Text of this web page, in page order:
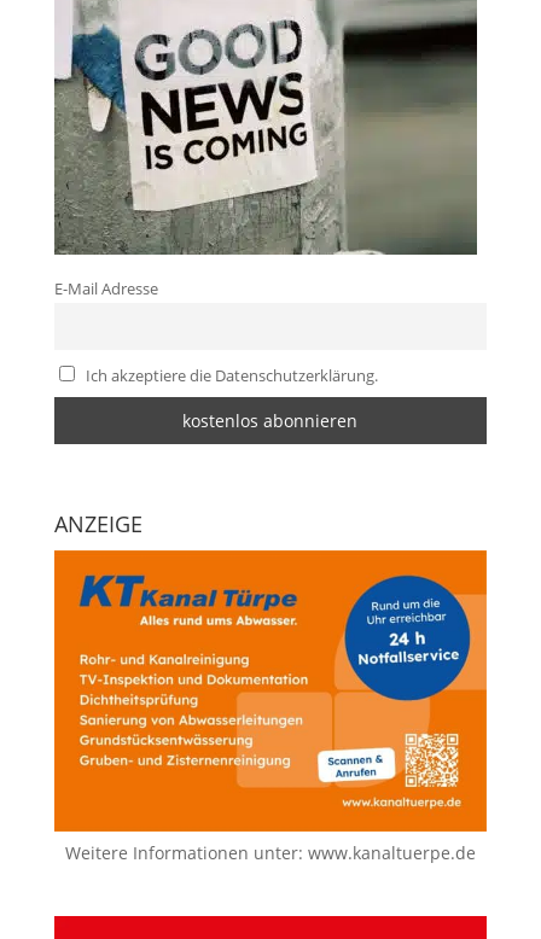
E-Mail Adresse
Ich akzeptiere die Datenschutzerklärung.
ANZEIGE
Weitere Informationen unter: www.kanaltuerpe.de